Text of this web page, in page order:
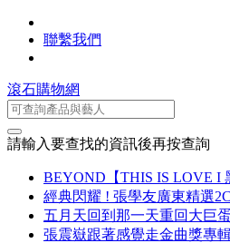
聯繫我們
滾石購物網
請輸入要查找的資訊後再按查詢
BEYOND【THIS IS LOVE I
經典閃耀 ! 張學友廣東精選
五月天回到那一天重回大巨
張震嶽跟著感覺走金曲獎專